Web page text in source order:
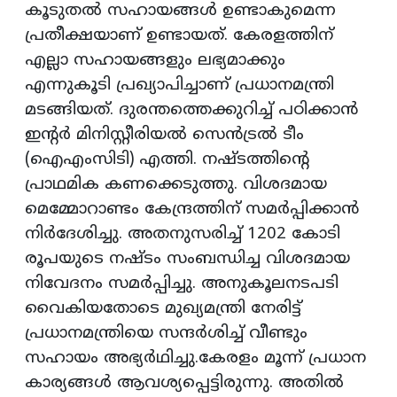
കൂടുതൽ സഹായങ്ങൾ ഉണ്ടാകുമെന്ന
പ്രതീക്ഷയാണ് ഉണ്ടായത്. കേരളത്തിന്‌
എല്ലാ സഹായങ്ങളും ലഭ്യമാക്കും
എന്നുകൂടി പ്രഖ്യാപിച്ചാണ് പ്രധാനമന്ത്രി
മടങ്ങിയത്. ദുരന്തത്തെക്കുറിച്ച് പഠിക്കാൻ
ഇന്റർ മിനിസ്റ്റീരിയൽ സെൻട്രൽ ടീം
(ഐഎംസിടി) എത്തി. നഷ്ടത്തിന്റെ
പ്രാഥമിക കണക്കെടുത്തു. വിശദമായ
മെമ്മോറാണ്ടം കേന്ദ്രത്തിന് സമർപ്പിക്കാൻ
നിർദേശിച്ചു. അതനുസരിച്ച് 1202 കോടി
രൂപയുടെ നഷ്ടം സംബന്ധിച്ച വിശദമായ
നിവേദനം സമർപ്പിച്ചു. അനുകൂലനടപടി
വൈകിയതോടെ മുഖ്യമന്ത്രി നേരിട്ട്
പ്രധാനമന്ത്രിയെ സന്ദർശിച്ച് വീണ്ടും
സഹായം അഭ്യർഥിച്ചു.കേരളം മൂന്ന് പ്രധാന
കാര്യങ്ങൾ ആവശ്യപ്പെട്ടിരുന്നു. അതിൽ